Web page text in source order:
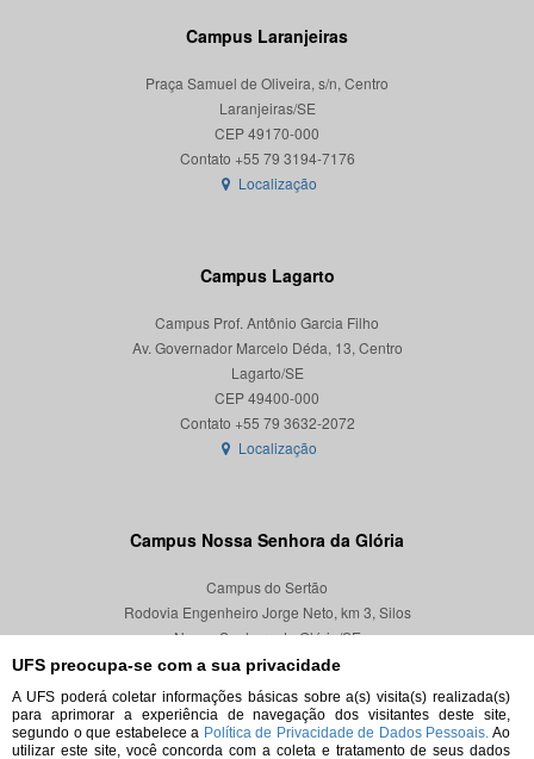
UFS preocupa-se com a sua privacidade
A UFS poderá coletar informações básicas sobre a(s) visita(s) realizada(s)
para aprimorar a experiência de navegação dos visitantes deste site,
segundo o que estabelece a Política de Privacidade de Dados Pessoais. Ao
utilizar este site, você concorda com a coleta e tratamento de seus dados
Campus Laranjeiras
Praça Samuel de Oliveira, s/n, Centro
Laranjeiras/SE
CEP 49170-000
Localização
Campus Lagarto
Campus Prof. Antônio Garcia Filho
Av. Governador Marcelo Déda, 13, Centro
Lagarto/SE
CEP 49400-000
Localização
Campus Nossa Senhora da Glória
Campus do Sertão
Rodovia Engenheiro Jorge Neto, km 3, Silos
Nossa Senhora da Glória/SE
CEP 49680-000
Localização